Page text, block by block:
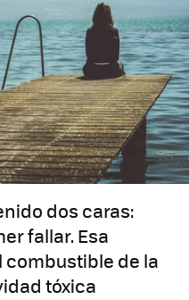
dos caras:
fallar. Esa
de la
tóxica